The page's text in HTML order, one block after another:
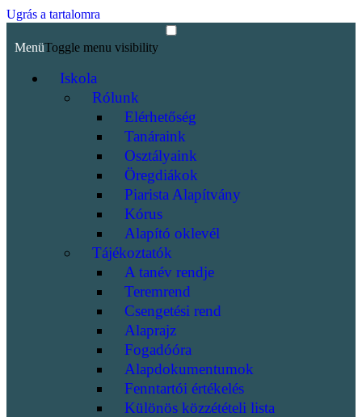
Ugrás a tartalomra
MenüToggle menu visibility
Iskola
Rólunk
Elérhetőség
Tanáraink
Osztályaink
Öregdiákok
Piarista Alapítvány
Kórus
Alapító oklevél
Tájékoztatók
A tanév rendje
Teremrend
Csengetési rend
Alaprajz
Fogadóóra
Alapdokumentumok
Fenntartói értékelés
Különös közzétételi lista